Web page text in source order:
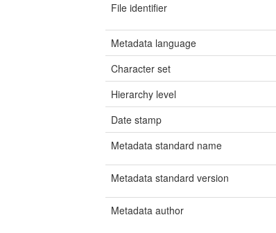
File identifier
Metadata language
Character set
Hierarchy level
Date stamp
Metadata standard name
Metadata standard version
Metadata author